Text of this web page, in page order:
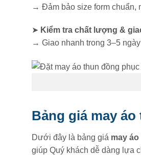
→ Đảm bảo size form chuẩn,
➤ Kiểm tra chất lượng &
→ Giao nhanh trong 3–5
Bảng giá may
Dưới đây là bảng giá may
giúp Quý khách dễ dàng lựa